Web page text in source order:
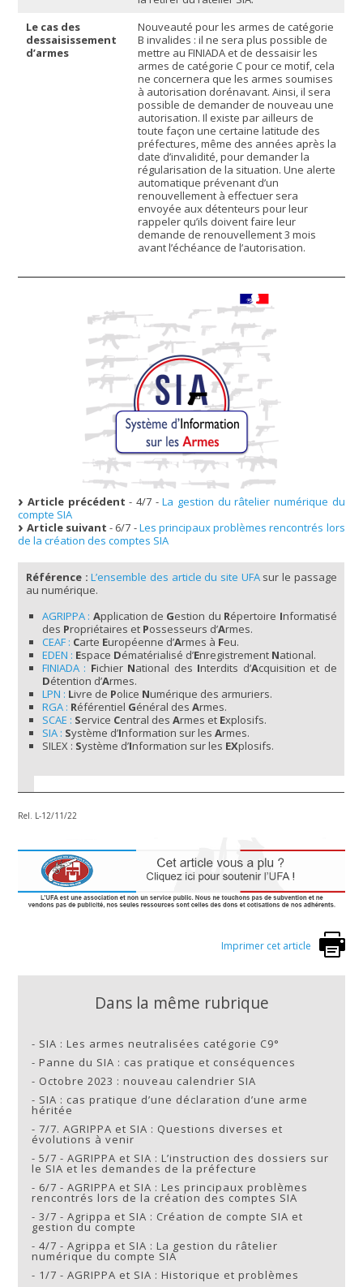
Le cas des
dessaisissement
d’armes
Nouveauté pour les armes de catégorie
B invalides : il ne sera plus possible de
mettre au FINIADA et de dessaisir les
armes de catégorie C pour ce motif, cela
ne concernera que les armes soumises
à autorisation dorénavant. Ainsi, il sera
possible de demander de nouveau une
autorisation. Il existe par ailleurs de
toute façon une certaine latitude des
préfectures, même des années après la
date d’invalidité, pour demander la
régularisation de la situation. Une alerte
automatique prévenant d’un
renouvellement à effectuer sera
envoyée aux détenteurs pour leur
rappeler qu’ils doivent faire leur
demande de renouvellement 3 mois
avant l’échéance de l’autorisation.
Article précédent - 4/7 -La gestion du râtelier numérique du
compte SIA
Article suivant - 6/7 -Les principaux problèmes rencontrés lors
de la création des comptes SIA
Référence : L’ensemble des article du site UFAsur le passage
au numérique.
AGRIPPA : Application de Gestion du Répertoire Informatisé
des Propriétaires et Possesseurs d’Armes.
CEAF : Carte Européenne d’Armes à Feu.
EDEN : Espace Dématérialisé d’Enregistrement National.
FINIADA : Fichier National des Interdits d’Acquisition et de
Détention d’Armes.
LPN : Livre de Police Numérique des armuriers.
RGA : Référentiel Général des Armes.
SCAE : Service Central des Armes et Explosifs.
SIA : Système d’Information sur les Armes.
SILEX : Système d’Information sur les EXplosifs.
Rel. L-12/11/22
Imprimer cet article
Dans la même rubrique
- SIA : Les armes neutralisées catégorie C9°
-Panne du SIA : cas pratique et conséquences
- Octobre 2023 : nouveau calendrier SIA
- SIA : cas pratique d’une déclaration d’une arme
héritée
-7/7. AGRIPPA et SIA : Questions diverses et
évolutions à venir
-5/7 - AGRIPPA et SIA : L’instruction des dossiers sur
le SIA et les demandes de la préfecture
- 6/7 - AGRIPPA et SIA : Les principaux problèmes
rencontrés lors de la création des comptes SIA
-3/7 - Agrippa et SIA : Création de compte SIA et
gestion du compte
-4/7 - Agrippa et SIA : La gestion du râtelier
numérique du compte SIA
- 1/7 - AGRIPPA et SIA : Historique et problèmes